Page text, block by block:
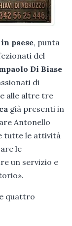
paese, punta
del
Di Biase
di
alle altre tre
già presenti in
Antonello
tutte le attività
le
un servizio e
quattro